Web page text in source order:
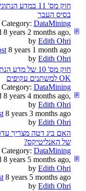
חוק מס' 11 במדע
בסיס העבר
Category: DataMining
8 years 2 months ago,
by Edith Ohri
8 years 1 month ago
by Edith Ohri
חוק מס' 10 של
OK למשתנים עקיפים
Category: DataMining
8 years 4 months ago,
by Edith Ohri
8 years 3 months ago
by Edith Ohri
האם ביג דטה מצריך
של האנליטיקס?
Category: DataMining
8 years 5 months ago,
by Edith Ohri
8 years 5 months ago
by Edith Ohri